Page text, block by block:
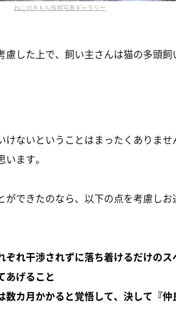
ねこのきもち投稿写真ギャラリー
した上で、飼い主さんは猫の多頭飼
けないということはまったくありま
ます。
ができたのなら、以下の点を考慮し
ぞれ干渉されずに落ち着けるだけの
あげること
数カ月かかると覚悟して、決して『